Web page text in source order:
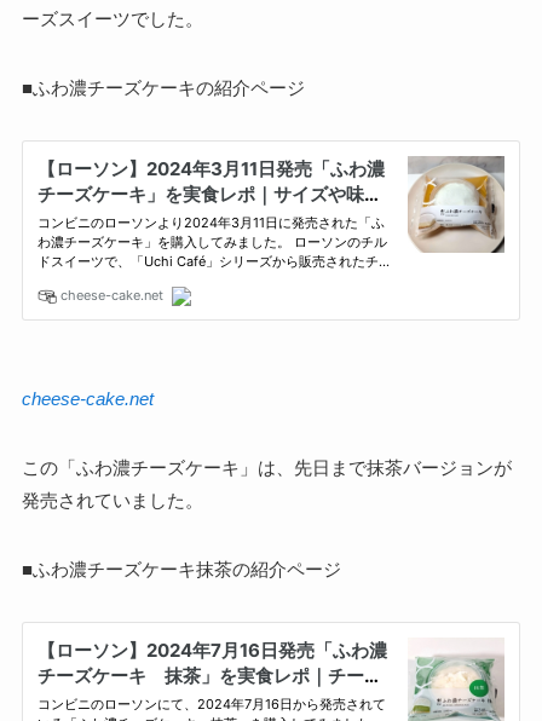
ーズスイーツでした。
■ふわ濃チーズケーキの紹介ページ
cheese-cake.net
この「ふわ濃チーズケーキ」は、先日まで抹茶バージョンが
発売されていました。
■ふわ濃チーズケーキ抹茶の紹介ページ